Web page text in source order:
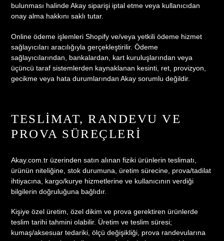
bulunması halinde Akay siparişi iptal etme veya kullanıcıdan
onay alma hakkını saklı tutar.
Online ödeme işlemleri Shopify ve/veya yetkili ödeme hizmet
sağlayıcıları aracılığıyla gerçekleştirilir. Ödeme
sağlayıcılarından, bankalardan, kart kuruluşlarından veya
üçüncü taraf sistemlerden kaynaklanan kesinti, ret, provizyon,
gecikme veya hata durumlarından Akay sorumlu değildir.
TESLIMAT, RANDEVU VE
PROVA SÜREÇLERI
Akay.com.tr üzerinden satın alınan fiziki ürünlerin teslimatı,
ürünün niteliğine, stok durumuna, üretim sürecine, prova/tadilat
ihtiyacına, kargo/kurye hizmetlerine ve kullanıcının verdiği
bilgilerin doğruluğuna bağlıdır.
Kişiye özel üretim, özel dikim ve prova gerektiren ürünlerde
teslim tarihi tahmini olabilir. Üretim ve teslim süresi;
kumaş/aksesuar tedariki, ölçü değişikliği, prova randevularına